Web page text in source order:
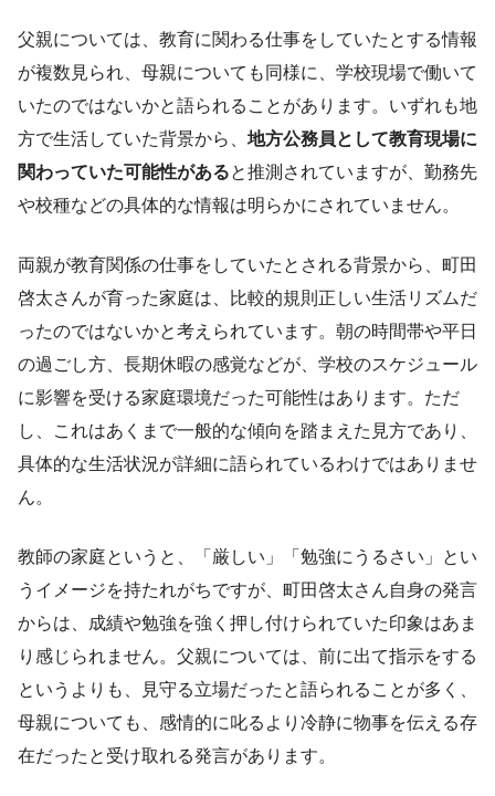
父親については、教育に関わる仕事をしていたとする情報
が複数見られ、母親についても同様に、学校現場で働いて
いたのではないかと語られることがあります。いずれも地
方で生活していた背景から、 地方公務員として教育現場に
関わっていた可能性があると推測されていますが、勤務先
や校種などの具体的な情報は明らかにされていません。
両親が教育関係の仕事をしていたとされる背景から、町田
啓太さんが育った家庭は、比較的規則正しい生活リズムだ
ったのではないかと考えられています。朝の時間帯や平日
の過ごし方、長期休暇の感覚などが、学校のスケジュール
に影響を受ける家庭環境だった可能性はあります。ただ
し、これはあくまで一般的な傾向を踏まえた見方であり、
具体的な生活状況が詳細に語られているわけではありませ
ん。
教師の家庭というと、「厳しい」「勉強にうるさい」とい
うイメージを持たれがちですが、町田啓太さん自身の発言
からは、成績や勉強を強く押し付けられていた印象はあま
り感じられません。父親については、前に出て指示をする
というよりも、見守る立場だったと語られることが多く、
母親についても、感情的に叱るより冷静に物事を伝える存
在だったと受け取れる発言があります。